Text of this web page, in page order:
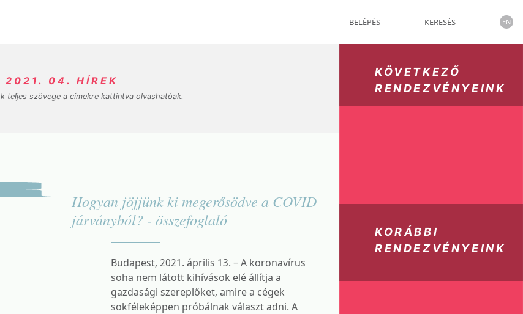
BELÉPÉS KERESÉS EN
KÖVETKEZŐ
RENDEZVÉNYEINK
KORÁBBI
RENDEZVÉNYEINK
2021. 04. HÍREK
teljes szövege a címekre kattintva olvashatóak.
Hogyan jöjjünk ki megerősödve a COVID
járványból? - összefoglaló
Budapest, 2021. április 13. – A koronavírus
soha nem látott kihívások elé állítja a
gazdasági szereplőket, amire a cégek
sokféleképpen próbálnak választ adni. A